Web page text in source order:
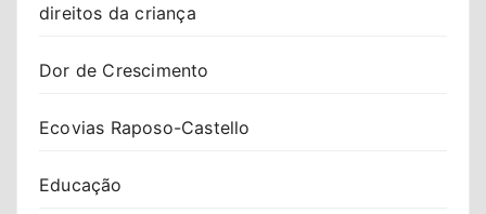
direitos da criança
Dor de Crescimento
Ecovias Raposo-Castello
Educação